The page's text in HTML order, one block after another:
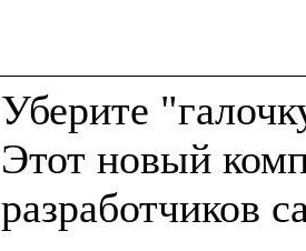
Уберите
Этот новый